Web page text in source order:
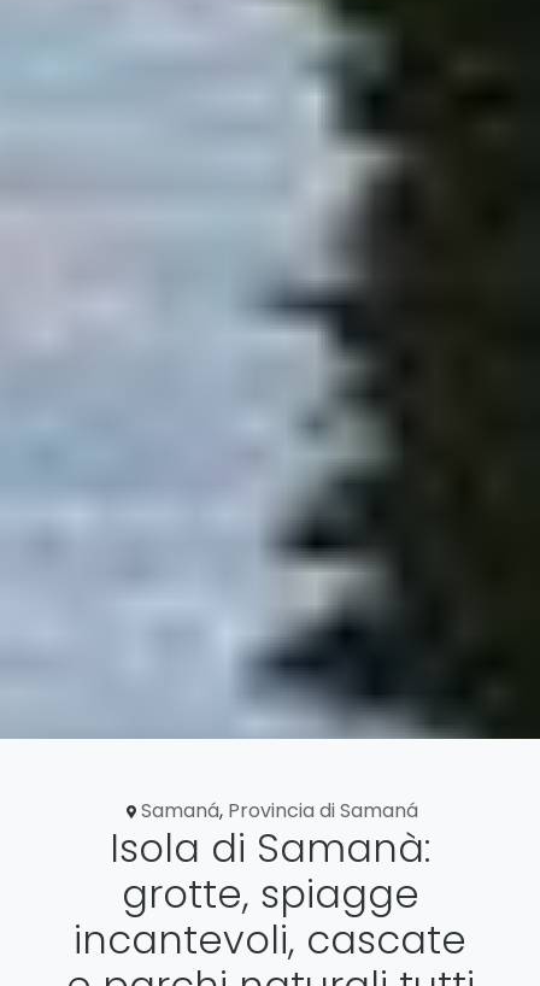
Samaná, Provincia di Samaná
Isola di Samanà:
grotte, spiagge
incantevoli, cascate